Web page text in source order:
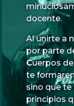
docente.
Al unirte a
por parte
Cuerpos
te
sino que te
principios